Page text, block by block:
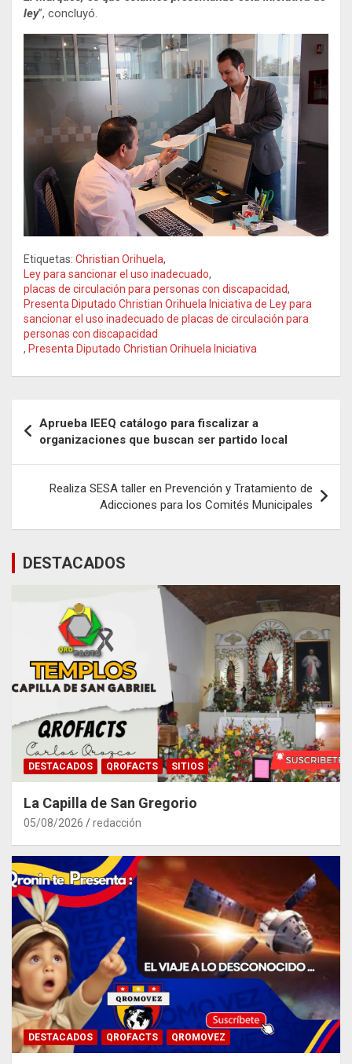
ley”, concluyó.
Etiquetas: Christian Orihuela,
Ley para sancionar el uso inadecuado,
placas de circulación para personas con discapacidad,
Presenta Diputado Christian Orihuela Iniciativa de Ley para
sancionar el uso inadecuado de placas de circulación para
personas con discapacidad
, Presenta Diputado Christian Orihuela Iniciativa
de
entradas
Aprueba IEEQ catálogo para fiscalizar a
organizaciones que buscan ser partido local
Realiza SESA taller en Prevención y Tratamiento de
Adicciones para los Comités Municipales
DESTACADOS
DESTACADOS QROFACTS SITIOS
La Capilla de San Gregorio
05/08/2026 redacción
DESTACADOS QROFACTS QROMOVEZ